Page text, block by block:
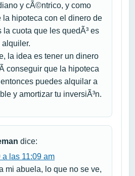
y cÃ©ntrico, y como
la hipoteca con el dinero de
la cuota que les quedÃ³ es
alquiler.
la idea es tener un dinero
conseguir que la hipoteca
puedes alquilar a
y amortizar tu inversiÃ³n.
dice:
a las 11:09 am
mi abuela, lo que no se ve,